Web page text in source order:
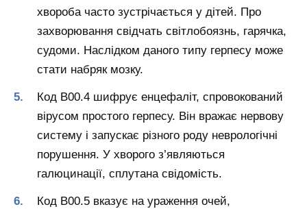
хвороба часто зустрічається у дітей. Про
захворювання свідчать світлобоязнь, гарячка,
судоми. Наслідком даного типу герпесу може
стати набряк мозку.
Код B00.4 шифрує енцефаліт, спровокований
вірусом простого герпесу. Він вражає нервову
систему і запускає різного роду неврологічні
порушення. У хворого з’являються
галюцинації, сплутана свідомість.
Код B00.5 вказує на ураження очей,